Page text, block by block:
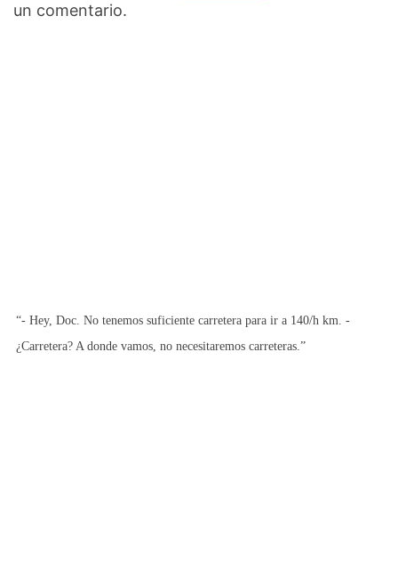
un comentario.
“- Hey, Doc. No tenemos suficiente carretera para ir a 140/h km. -
¿Carretera? A donde vamos, no necesitaremos carreteras.”